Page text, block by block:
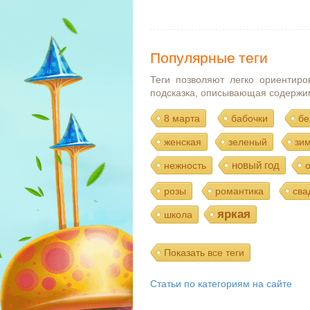
Популярные теги
Теги позволяют легко
подсказка, описывающая
8 марта бабочки
женская зеленый
нежность новый год
розы романтика
школа яркая
Показать все теги
Статьи по категориям на сайте